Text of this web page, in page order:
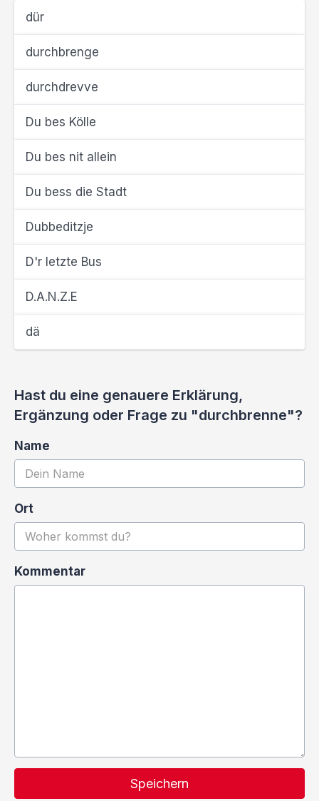
dür
durchbrenge
durchdrevve
Du bes Kölle
Du bes nit allein
Du bess die Stadt
Dubbeditzje
D'r letzte Bus
D.A.N.Z.E
dä
Hast du eine genauere Erklärung,
Ergänzung oder Frage zu "durchbrenne"?
Name
Ort
Kommentar
Speichern